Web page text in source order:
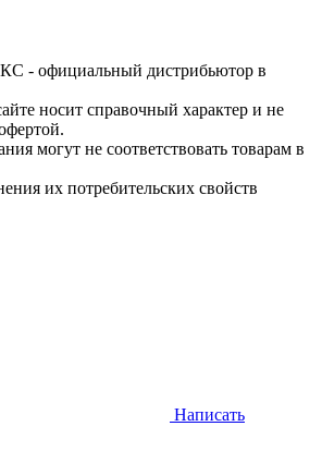
- официальный дистрибьютор в
носит справочный характер и не
могут не соответствовать товарам в
их потребительских свойств
Написать